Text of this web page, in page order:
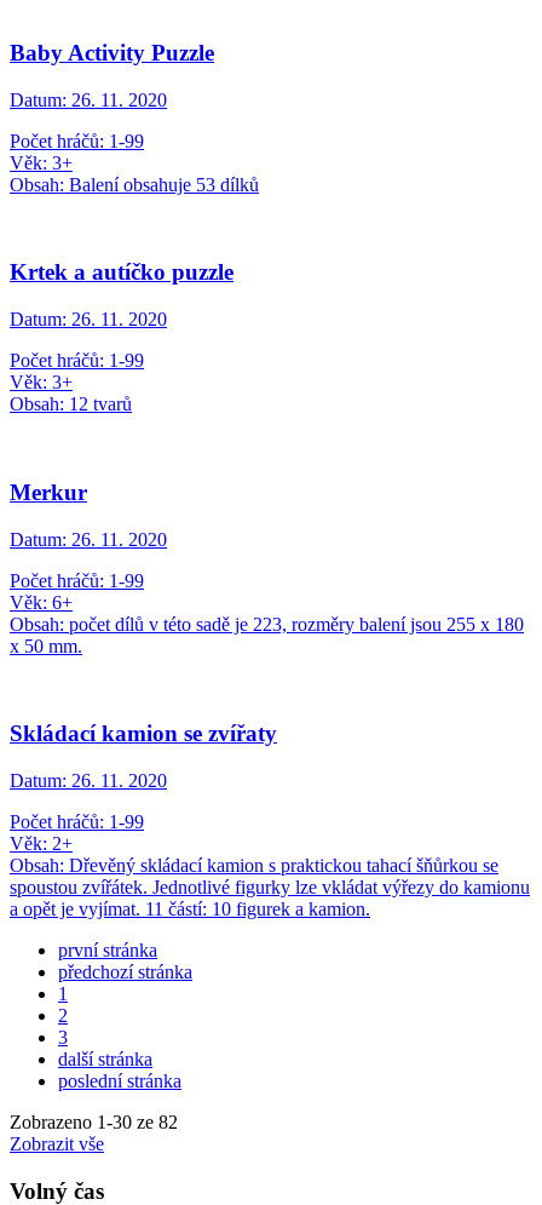
Baby Activity Puzzle
Datum: 26. 11. 2020
Počet hráčů: 1-99
Věk: 3+
Obsah: Balení obsahuje 53 dílků
Krtek a autíčko puzzle
Datum: 26. 11. 2020
Počet hráčů: 1-99
Věk: 3+
Obsah: 12 tvarů
Merkur
Datum: 26. 11. 2020
Počet hráčů: 1-99
Věk: 6+
Obsah: počet dílů v této sadě je 223, rozměry balení jsou 255 x 180
x 50 mm.
Skládací kamion se zvířaty
Datum: 26. 11. 2020
Počet hráčů: 1-99
Věk: 2+
Obsah: Dřevěný skládací kamion s praktickou tahací šňůrkou se
spoustou zvířátek. Jednotlivé figurky lze vkládat výřezy do kamionu
a opět je vyjímat. 11 částí: 10 figurek a kamion.
první stránka
předchozí stránka
1
2
3
další stránka
poslední stránka
Zobrazeno 1-30 ze 82
Zobrazit vše
Volný čas